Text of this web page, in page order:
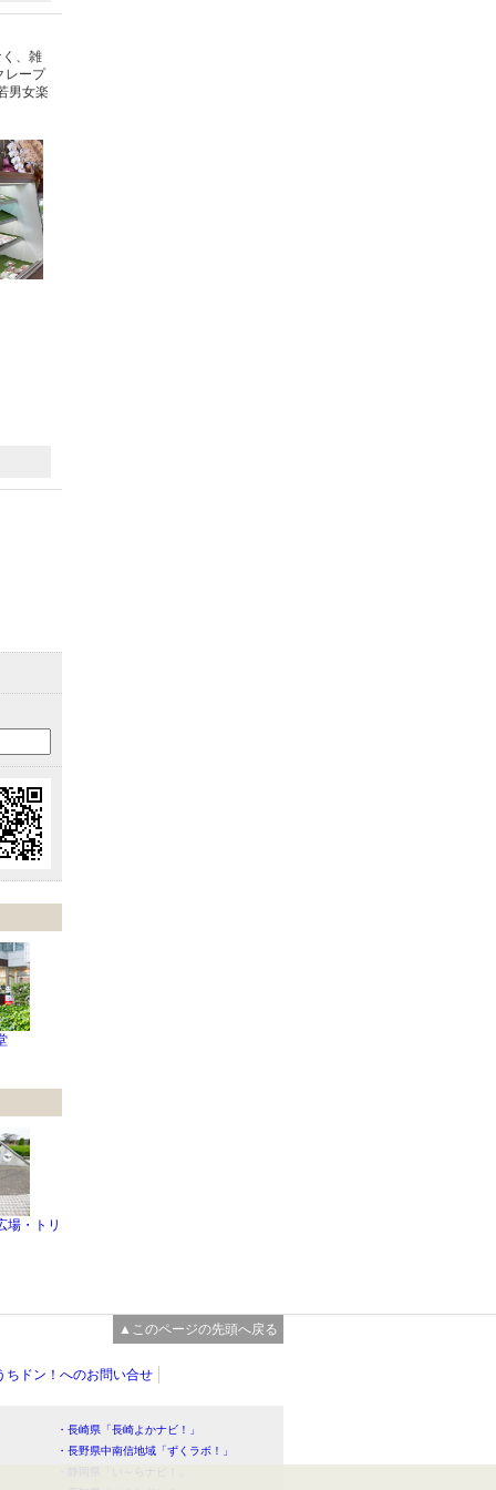
、雑
レープ
男女楽
場・トリ
▲このページの先頭へ戻る
ちドン！へのお問い合せ
・長崎県「長崎よかナビ！」
・長野県中南信地域「ずくラボ！」